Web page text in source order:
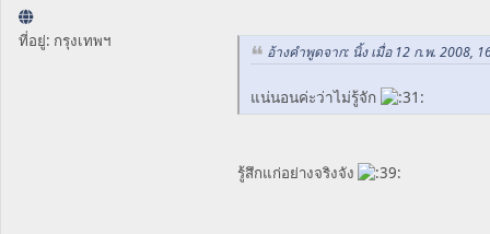
ที่อยู่: กรุงเทพฯ
อ้างคำพูดจาก: นิ้ง เมื่อ 12 ก.พ. 2008,
แน่นอนค่ะว่าไม่รู้จัก
รู้สึกแก่อย่างจริงจัง